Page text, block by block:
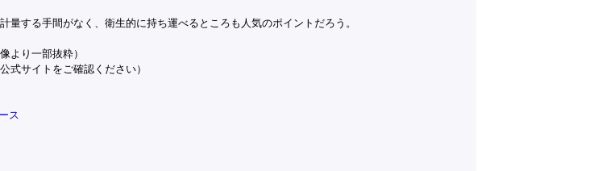
量する手間がなく、衛生的に持ち運べるところも人気のポイントだろう。
より一部抜粋）
式サイトをご確認ください）
ス